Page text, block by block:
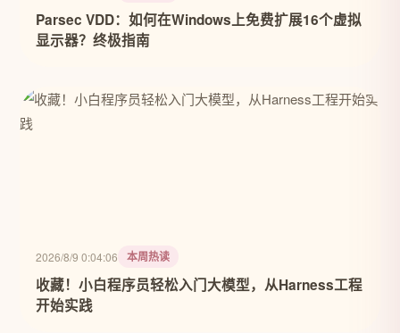
Parsec VDD：如何在Windows上免费扩展16个虚拟
显示器？终极指南
2026/8/9 0:04:06 本周热读
收藏！小白程序员轻松入门大模型，从Harness工程
开始实践